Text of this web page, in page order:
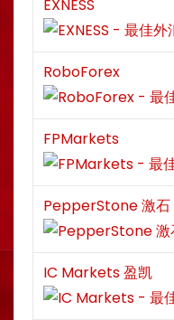
EXNESS
RoboForex
FPMarkets
PepperStone 激石
IC Markets 盈凯